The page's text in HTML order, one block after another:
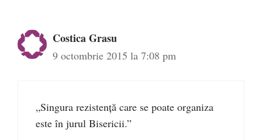
Costica Grasu
9 octombrie 2015 la 7:08 pm
„Singura rezistenţă care se poate organiza
este în jurul Bisericii.”